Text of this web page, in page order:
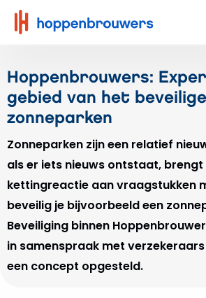
Hoppenbrouwers
|
techniek
leeft
Hoppenbrouwers:
gebied van het
zonneparken
Zonneparken zijn een relatief
als er iets nieuws ontstaat,
kettingreactie aan vraagstukken
beveilig je bijvoorbeeld een
Beveiliging binnen
in samenspraak met
een concept opgesteld.